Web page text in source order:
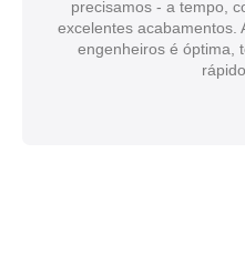
precisamos - a tempo,
excelentes acabamentos.
engenheiros é óptima,